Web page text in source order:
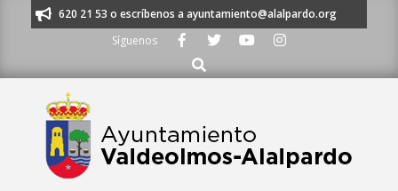
al 91 620 21 53 o escríbenos a ayuntamiento@alalpardo.org
Síguenos
Buscar